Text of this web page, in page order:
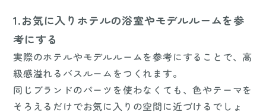
1.お気に入りホテルの浴室やモデルルームを参
考にする
実際のホテルやモデルルームを参考にすることで、高
級感溢れるバスルームをつくれます。
同じブランドのパーツを使わなくても、色やテーマを
そろえるだけでお気に入りの空間に近づけるでしょ